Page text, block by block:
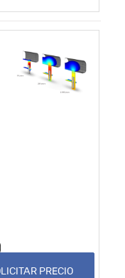
PRECIO